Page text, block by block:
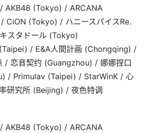
AKB48 (Tokyo) / ARCANA
CiON (Tokyo) / ハニースパイスRe.
スタドール (Tokyo)
/ E&A人間計画 (Chongqing) /
/ 恋音契约 (Guangzhou) / 娜娜捏口
/ Primulav (Taipei) / StarWinK / 心
研究所 (Beijing) / 夜色特调
AKB48 (Tokyo) / ARCANA